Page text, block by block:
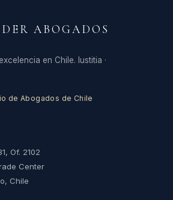
ABOGADOS
en Chile. Iustitia ·
de Abogados de Chile
Of. 2102
Center
Chile